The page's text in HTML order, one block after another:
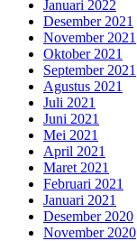
Januari 2022
Desember 2021
November 2021
Oktober 2021
September 2021
Agustus 2021
Juli 2021
Juni 2021
Mei 2021
April 2021
Maret 2021
Februari 2021
Januari 2021
Desember 2020
November 2020